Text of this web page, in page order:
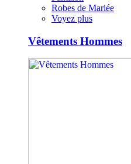
Robes de Mariée
Voyez plus
Vêtements Hommes